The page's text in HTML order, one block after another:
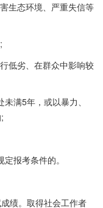
生态环境、严重失信等
低劣、在群众中影响较
满5年，或以暴力、
报考条件的。
绩。取得社会工作者